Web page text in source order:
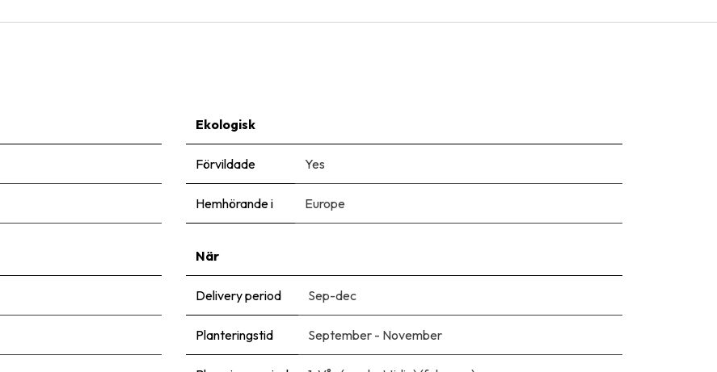
Ekologisk
Förvildade Yes
Hemhörande i Europe
När
Delivery period Sep-dec
Planteringstid September - November